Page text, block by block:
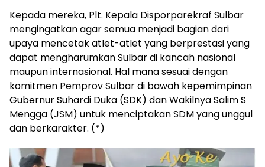
Kepada mereka, Plt. Kepala Disporparekraf Sulbar
mengingatkan agar semua menjadi bagian dari
upaya mencetak atlet-atlet yang berprestasi yang
dapat mengharumkan Sulbar di kancah nasional
maupun internasional. Hal mana sesuai dengan
komitmen Pemprov Sulbar di bawah kepemimpinan
Gubernur Suhardi Duka (SDK) dan Wakilnya Salim S
Mengga (JSM) untuk menciptakan SDM yang unggul
dan berkarakter. (*)